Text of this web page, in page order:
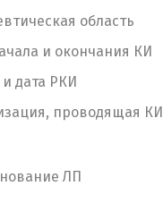
область
и окончания КИ
дата РКИ
проводящая КИ
ЛП